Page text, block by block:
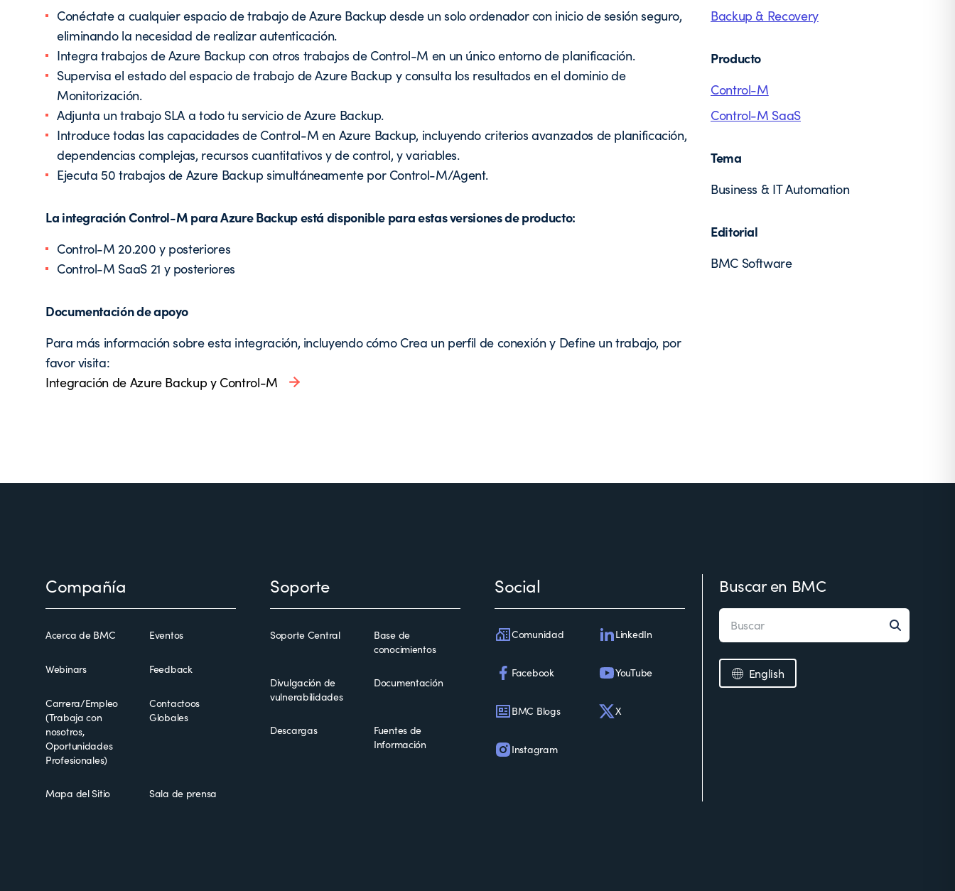
Conéctate a cualquier espacio de trabajo de Azure Backup desde un solo ordenador con inicio de sesión seguro,
eliminando la necesidad de realizar autenticación.
Integra trabajos de Azure Backup con otros trabajos de Control-M en un único entorno de planificación.
Supervisa el estado del espacio de trabajo de Azure Backup y consulta los resultados en el dominio de
Monitorización.
Adjunta un trabajo SLA a todo tu servicio de Azure Backup.
Introduce todas las capacidades de Control-M en Azure Backup, incluyendo criterios avanzados de planificación,
dependencias complejas, recursos cuantitativos y de control, y variables.
Ejecuta 50 trabajos de Azure Backup simultáneamente por Control-M/Agent.
La integración Control-M para Azure Backup está disponible para estas versiones de producto:
Control-M 20.200 y posteriores
Control-M SaaS 21 y posteriores
Documentación de apoyo
Para más información sobre esta integración, incluyendo cómo Crea un perfil de conexión y Define un trabajo, por
favor visita:
Integración de Azure Backup y Control-M
Backup & Recovery
Producto
Control-M
Control-M SaaS
Tema
Business & IT Automation
Editorial
BMC Software
Compañía
Acerca de BMC Eventos
Webinars Feedback
Carrera/Empleo
(Trabaja con
nosotros,
Oportunidades
Profesionales)
Contactoos
Globales
Mapa del Sitio Sala de prensa
Soporte
Soporte Central
Base de
conocimientos
Divulgación de
vulnerabilidades
Documentación
Descargas
Fuentes de
Información
Social
Comunidad LinkedIn
Facebook YouTube
BMC Blogs X
Instagram
Buscar en BMC
English